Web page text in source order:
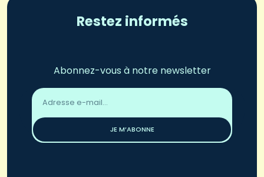
Restez informés
Abonnez-vous à notre newsletter
Adresse
email
JE M’ABONNE